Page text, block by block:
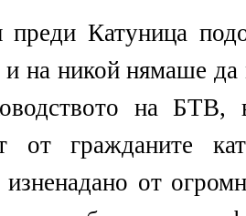
преди Катуница
и на никой нямаше да
на БТВ,
от гражданите
от